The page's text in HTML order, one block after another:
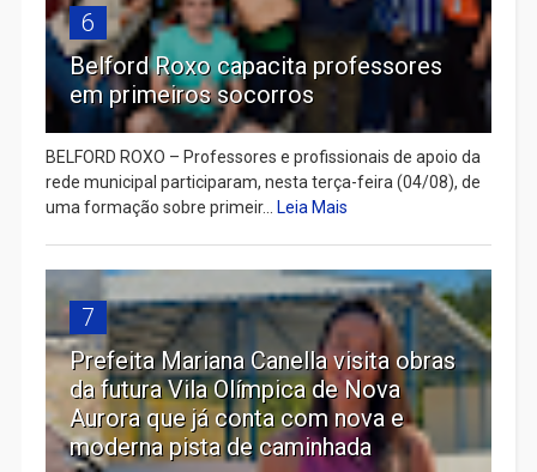
6
Belford Roxo capacita professores
em primeiros socorros
BELFORD ROXO – Professores e profissionais de apoio da
rede municipal participaram, nesta terça-feira (04/08), de
uma formação sobre primeir... Leia Mais
7
Prefeita Mariana Canella visita obras
da futura Vila Olímpica de Nova
Aurora que já conta com nova e
moderna pista de caminhada